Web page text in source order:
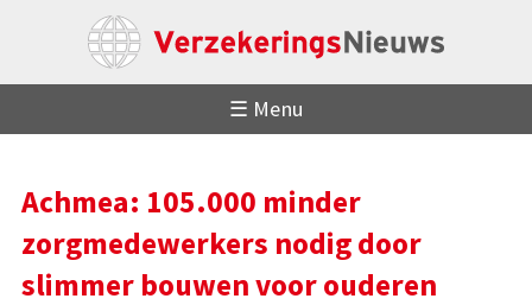
☰ Menu
Achmea: 105.000 minder
zorgmedewerkers nodig door
slimmer bouwen voor ouderen